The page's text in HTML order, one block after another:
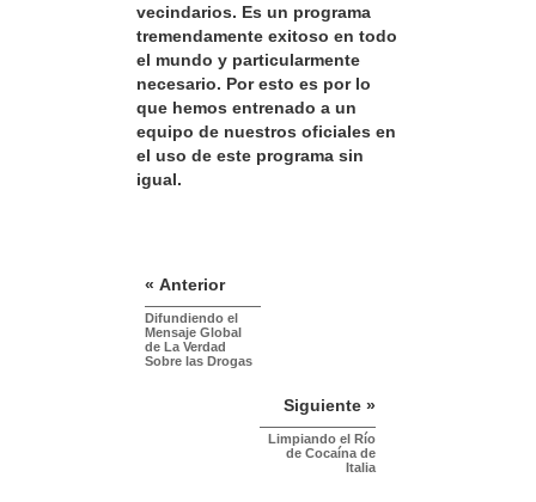
vecindarios. Es un programa
tremendamente exitoso en todo
el mundo y particularmente
necesario. Por esto es por lo
que hemos entrenado a un
equipo de nuestros oficiales en
el uso de este programa sin
igual.
« Anterior
Difundiendo el
Mensaje Global
de La Verdad
Sobre las Drogas
Siguiente »
Limpiando el Río
de Cocaína de
Italia